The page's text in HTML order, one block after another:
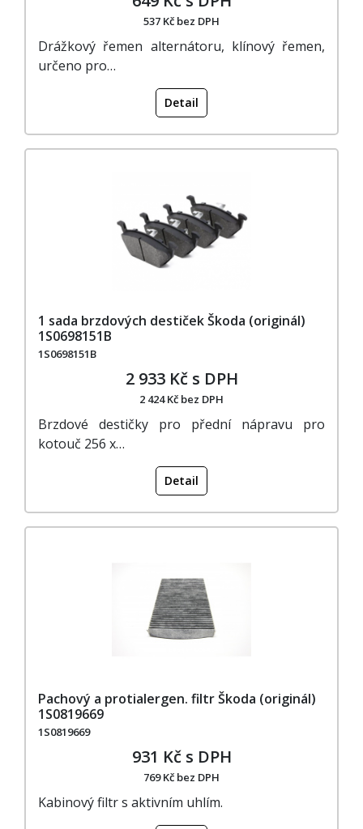
537 Kč bez DPH
Drážkový řemen alternátoru, klínový řemen,
určeno pro…
Detail
1 sada brzdových destiček Škoda (originál)
1S0698151B
1S0698151B
2 933 Kč s DPH
2 424 Kč bez DPH
Brzdové destičky pro přední nápravu pro
kotouč 256 x…
Detail
Pachový a protialergen. filtr Škoda (originál)
1S0819669
1S0819669
931 Kč s DPH
769 Kč bez DPH
Kabinový filtr s aktivním uhlím.